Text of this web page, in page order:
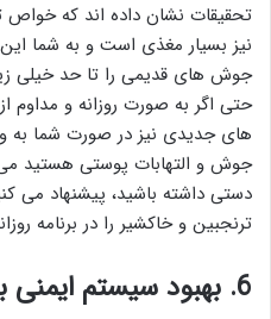
تحقیقات نشان داده اند که
نیز بسیار مغذی است و به شما این
جوش های قدیمی را تا حد خیلی
حتی اگر به صورت روزانه و مداوم
های جدیدی نیز در صورت شما به
جوش و التهابات پوستی
دستی داشته باشید، پیشنهاد می
ترنجبین و خاکشیر را در برنامه
6. بهبود سیستم ایمنی بدن